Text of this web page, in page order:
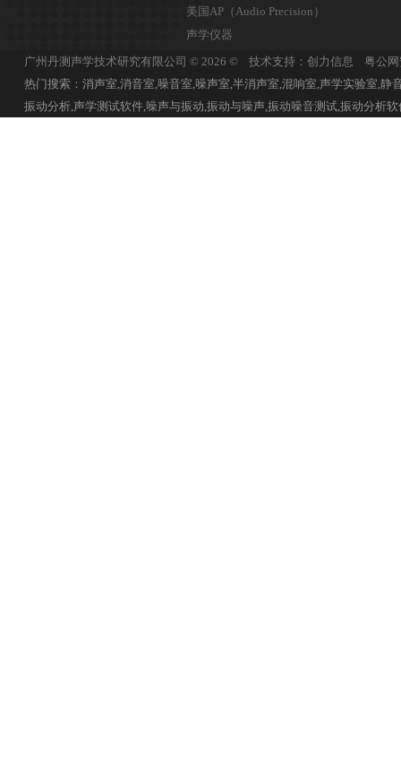
美国AP（Audio Precision）
声学仪器
广州丹测声学技术研究有限公司 © 2026 © 技术支持：创力信息 粤公
热门搜索：消声室,消音室,噪音室,噪声室,半消声室,混响室,声学实验室,
振动分析,声学测试软件,噪声与振动,振动与噪声,振动噪音测试,振动分析